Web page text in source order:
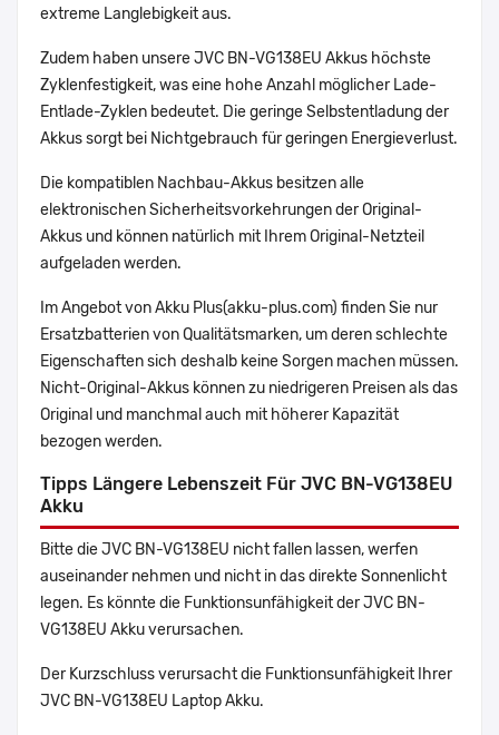
extreme Langlebigkeit aus.
Zudem haben unsere JVC BN-VG138EU Akkus höchste
Zyklenfestigkeit, was eine hohe Anzahl möglicher Lade-
Entlade-Zyklen bedeutet. Die geringe Selbstentladung der
Akkus sorgt bei Nichtgebrauch für geringen Energieverlust.
Die kompatiblen Nachbau-Akkus besitzen alle
elektronischen Sicherheitsvorkehrungen der Original-
Akkus und können natürlich mit Ihrem Original-Netzteil
aufgeladen werden.
Im Angebot von Akku Plus(akku-plus.com) finden Sie nur
Ersatzbatterien von Qualitätsmarken, um deren schlechte
Eigenschaften sich deshalb keine Sorgen machen müssen.
Nicht-Original-Akkus können zu niedrigeren Preisen als das
Original und manchmal auch mit höherer Kapazität
bezogen werden.
Tipps Längere Lebenszeit Für JVC BN-VG138EU
Akku
Bitte die JVC BN-VG138EU nicht fallen lassen, werfen
auseinander nehmen und nicht in das direkte Sonnenlicht
legen. Es könnte die Funktionsunfähigkeit der JVC BN-
VG138EU Akku verursachen.
Der Kurzschluss verursacht die Funktionsunfähigkeit Ihrer
JVC BN-VG138EU Laptop Akku.